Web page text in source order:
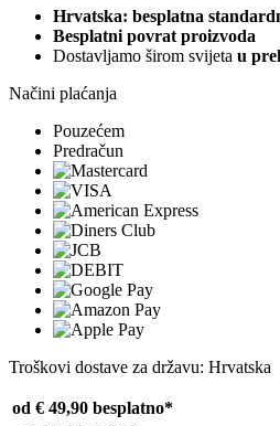
Hrvatska: besplatna
Besplatni povrat proizvoda
Dostavljamo širom svijeta u
Načini plaćanja
Pouzećem
Predračun
Troškovi dostave za državu: Hrvatska
od € 49,90 besplatno*